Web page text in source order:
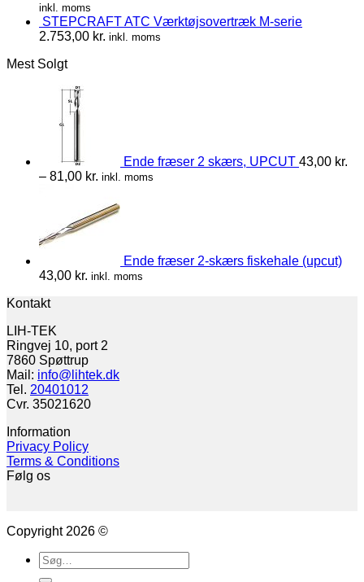
inkl. moms
STEPCRAFT ATC Værktøjsovertræk M-serie
2.753,00 kr. inkl. moms
Mest Solgt
Ende fræser 2 skærs, UPCUT 43,00 kr.
– 81,00 kr. inkl. moms
Ende fræser 2-skærs fiskehale (upcut)
43,00 kr. inkl. moms
Kontakt
LIH-TEK
Ringvej 10, port 2
7860 Spøttrup
Mail: info@lihtek.dk
Tel. 20401012
Cvr. 35021620
Information
Privacy Policy
Terms & Conditions
Følg os
Copyright 2026 ©
Søg
efter: